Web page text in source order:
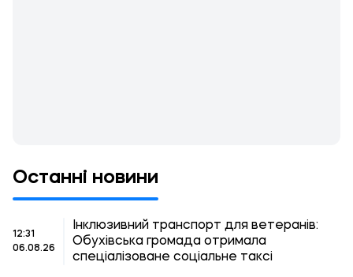
Останні новини
12:31
06.08.26
Інклюзивний транспорт для ветеранів:
Обухівська громада отримала
спеціалізоване соціальне таксі